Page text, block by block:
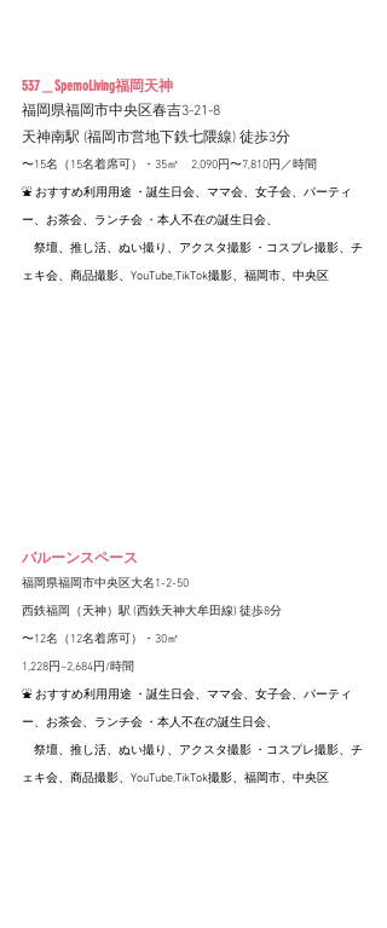
537＿SpemoLiving福岡天神
福岡県福岡市中央区春吉3-21-8
天神南駅 (福岡市営地下鉄七隈線) 徒歩3分
〜15名（15名着席可）・35㎡　2,090円〜7,810円／時間
⛲️ おすすめ利用用途 ・誕生日会、ママ会、女子会、パーティ
ー、お茶会、ランチ会 ・本人不在の誕生日会、
祭壇、推し活、ぬい撮り、アクスタ撮影 ・コスプレ撮影、チ
ェキ会、商品撮影、YouTube,TikTok撮影、福岡市、中央区
バルーンスペース
福岡県福岡市中央区大名1-2-50
西鉄福岡（天神）駅 (西鉄天神大牟田線) 徒歩8分
〜12名（12名着席可）・30㎡
1,228円~2,684円/時間
⛲️ おすすめ利用用途 ・誕生日会、ママ会、女子会、パーティ
ー、お茶会、ランチ会 ・本人不在の誕生日会、
祭壇、推し活、ぬい撮り、アクスタ撮影 ・コスプレ撮影、チ
ェキ会、商品撮影、YouTube,TikTok撮影、福岡市、中央区